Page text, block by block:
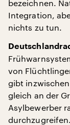
bezeichnen.
Integration,
nichts zu tun.
von
gibt
gleich an der
Asylbewerber